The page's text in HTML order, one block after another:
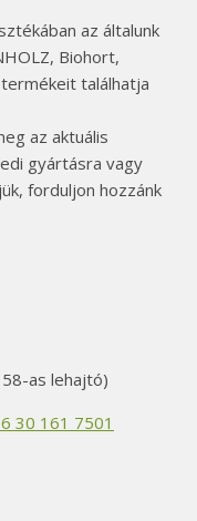
az általunk
Biohort,
találhatja
az aktuális
gyártásra vagy
forduljon hozzánk
as lehajtó)
30 161 7501